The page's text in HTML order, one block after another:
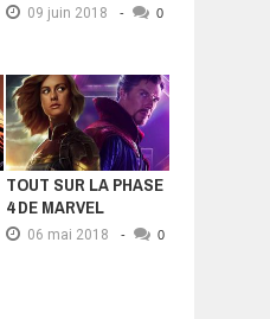
09 juin 2018 - 0
TOUT SUR LA PHASE
4 DE MARVEL
06 mai 2018 - 0